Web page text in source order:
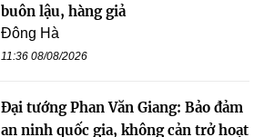
buôn lậu, hàng giả
Đông Hà
11:36 08/08/2026
Đại tướng Phan Văn Giang: Bảo đảm
an ninh quốc gia, không cản trở hoạt